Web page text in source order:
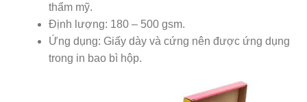
thẩm mỹ.
Định lượng: 180 – 500 gsm.
Ứng dụng: Giấy dày và cứng nên được ứng dụng
trong in bao bì hộp.